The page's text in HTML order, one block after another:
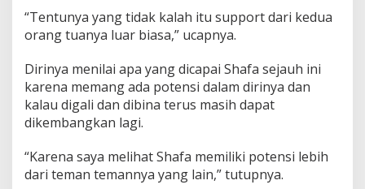
“Tentunya yang tidak kalah itu support dari kedua
orang tuanya luar biasa,” ucapnya.
Dirinya menilai apa yang dicapai Shafa sejauh ini
karena memang ada potensi dalam dirinya dan
kalau digali dan dibina terus masih dapat
dikembangkan lagi.
“Karena saya melihat Shafa memiliki potensi lebih
dari teman temannya yang lain,” tutupnya.